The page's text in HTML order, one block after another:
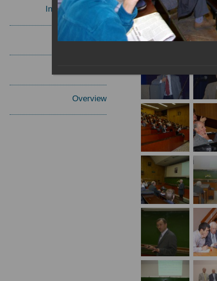
Invited Speakers
Overview